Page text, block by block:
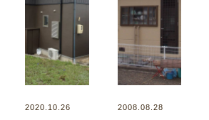
2020.10.26 2008.08.28